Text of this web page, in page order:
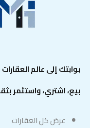
بوابتك إلى عالم
بيع، اشتري، واستثمر
عرض كل العقارات